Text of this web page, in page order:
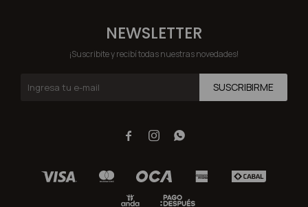
NEWSLETTER
¡Suscribite y recibí todas nuestras novedades!
SUSCRIBIRME
  